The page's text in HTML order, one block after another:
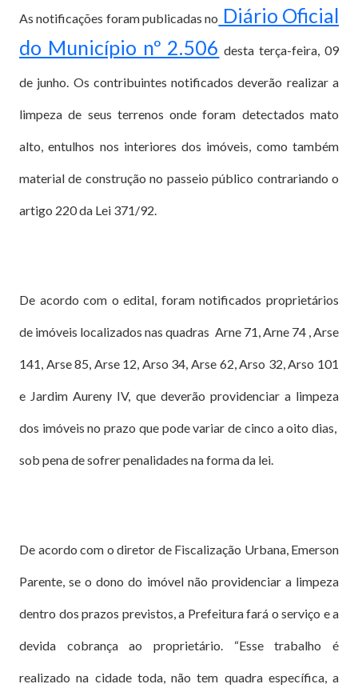
As notificações foram publicadas no Diário Oficial
do Município nº 2.506 desta terça-feira, 09
de junho. Os contribuintes notificados deverão realizar a
limpeza de seus terrenos onde foram detectados mato
alto, entulhos nos interiores dos imóveis, como também
material de construção no passeio público contrariando o
artigo 220 da Lei 371/92.
De acordo com o edital, foram notificados proprietários
de imóveis localizados nas quadras Arne 71, Arne 74 , Arse
141, Arse 85, Arse 12, Arso 34, Arse 62, Arso 32, Arso 101
e Jardim Aureny IV, que deverão providenciar a limpeza
dos imóveis no prazo que pode variar de cinco a oito dias,
sob pena de sofrer penalidades na forma da lei.
De acordo com o diretor de Fiscalização Urbana, Emerson
Parente, se o dono do imóvel não providenciar a limpeza
dentro dos prazos previstos, a Prefeitura fará o serviço e a
devida cobrança ao proprietário. “Esse trabalho é
realizado na cidade toda, não tem quadra específica, a